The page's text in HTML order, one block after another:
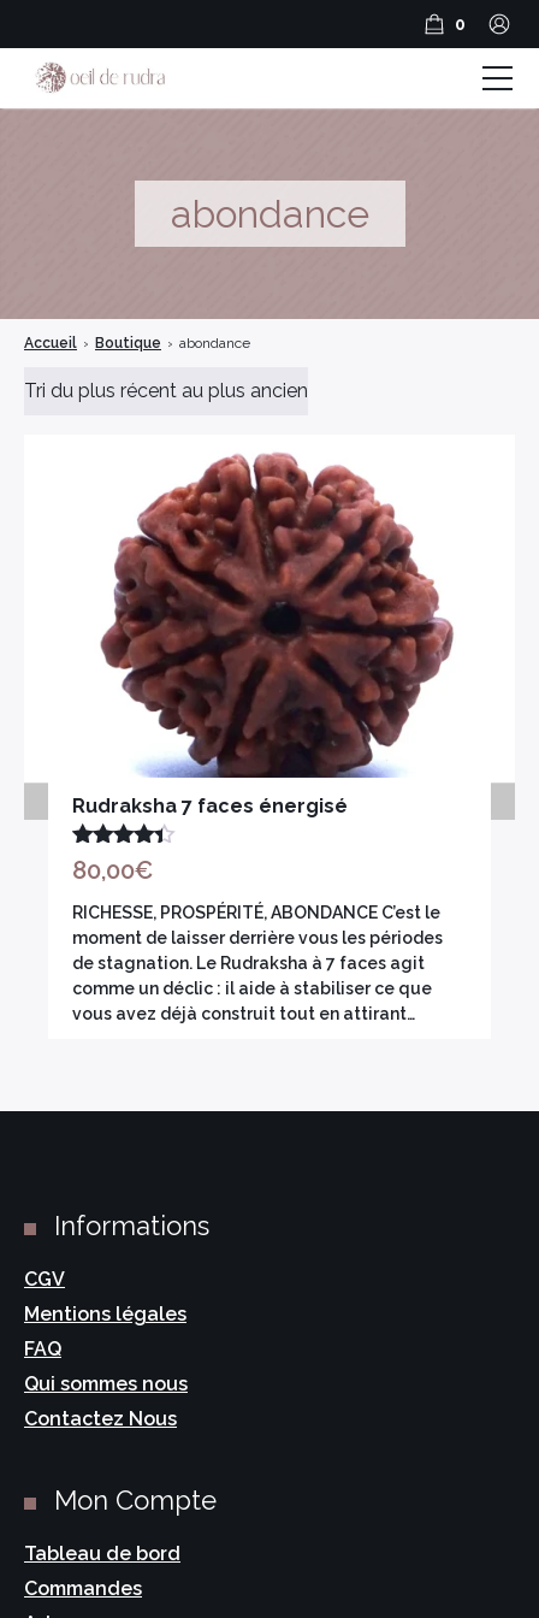
abondance
Accueil › Boutique › abondance
Rudraksha 7 faces énergisé
Note 4.33
sur 5
80,00€
RICHESSE, PROSPÉRITÉ, ABONDANCE C’est le
moment de laisser derrière vous les périodes
de stagnation. Le Rudraksha à 7 faces agit
comme un déclic : il aide à stabiliser ce que
vous avez déjà construit tout en attirant…
0
Encens Bâtonnets
Encens en cônes
Encens herbes séchées
Bois sacré
Guide Rudraksha
BLOG
Informations
CGV
Mentions légales
FAQ
Qui sommes nous
Contactez Nous
Mon Compte
Tableau de bord
Commandes